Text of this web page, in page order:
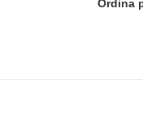
Ordina